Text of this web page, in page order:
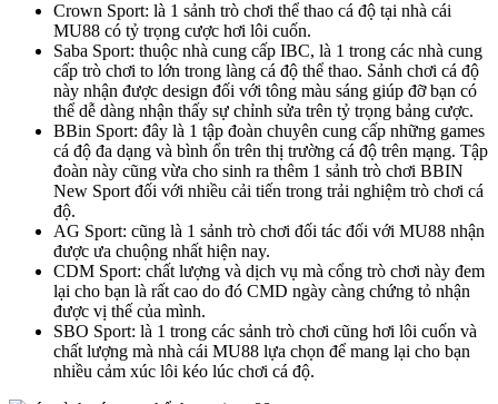
Crown Sport: là 1 sảnh trò chơi thể thao cá độ tại nhà cái
MU88 có tỷ trọng cược hơi lôi cuốn.
Saba Sport: thuộc nhà cung cấp IBC, là 1 trong các nhà cung
cấp trò chơi to lớn trong làng cá độ thể thao. Sảnh chơi cá độ
này nhận được design đối với tông màu sáng giúp đỡ bạn có
thể dễ dàng nhận thấy sự chỉnh sửa trên tỷ trọng bảng cược.
BBin Sport: đây là 1 tập đoàn chuyên cung cấp những games
cá độ đa dạng và bình ổn trên thị trường cá độ trên mạng. Tập
đoàn này cũng vừa cho sinh ra thêm 1 sảnh trò chơi BBIN
New Sport đối với nhiều cải tiến trong trải nghiệm trò chơi cá
độ.
AG Sport: cũng là 1 sảnh trò chơi đối tác đối với MU88 nhận
được ưa chuộng nhất hiện nay.
CDM Sport: chất lượng và dịch vụ mà cổng trò chơi này đem
lại cho bạn là rất cao do đó CMD ngày càng chứng tỏ nhận
được vị thế của mình.
SBO Sport: là 1 trong các sảnh trò chơi cũng hơi lôi cuốn và
chất lượng mà nhà cái MU88 lựa chọn để mang lại cho bạn
nhiều cảm xúc lôi kéo lúc chơi cá độ.